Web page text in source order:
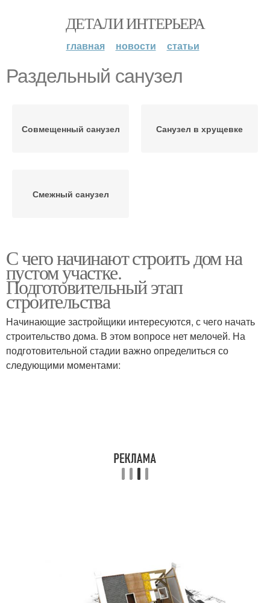
ДЕТАЛИ ИНТЕРЬЕРА
главная новости статьи
Раздельный санузел
Совмещенный санузел Санузел в хрущевке
Смежный санузел
С чего начинают строить дом на
пустом участке.
Подготовительный этап
строительства
Начинающие застройщики интересуются, с чего начать
строительство дома. В этом вопросе нет мелочей. На
подготовительной стадии важно определиться со
следующими моментами: